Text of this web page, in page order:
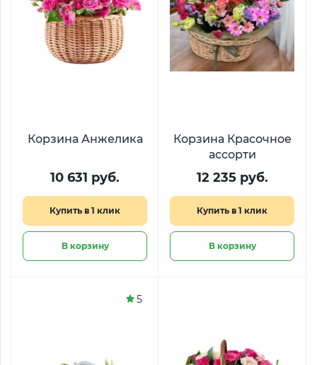
Корзина Анжелика
10 631 руб.
Купить в 1 клик
В корзину
Корзина Красочное
ассорти
12 235 руб.
Купить в 1 клик
В корзину
5